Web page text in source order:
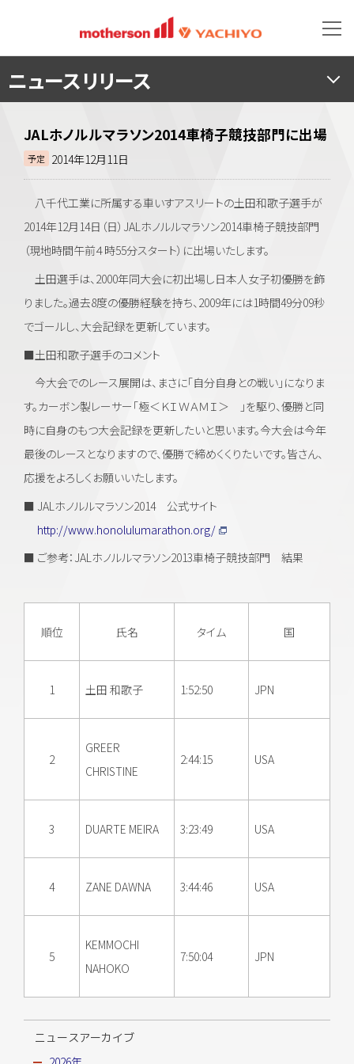
ニュースリリース
JALホノルルマラソン2014車椅子競技部門に出場
予定 2014年12月11日
八千代工業に所属する車いすアスリートの土田和歌子選手が
2014年12月14日（日）JALホノルルマラソン2014車椅子競技部門
（現地時間午前４時55分スタート）に出場いたします。
土田選手は、2000年同大会に初出場し日本人女子初優勝を飾
りました。過去8度の優勝経験を持ち、2009年には1時間49分09秒
でゴールし、大会記録を更新しています。
■土田和歌子選手のコメント
今大会でのレース展開は、まさに「自分自身との戦い」になりま
す。カーボン製レーサー「極＜ＫＩＷＡＭＩ＞ 」を駆り、優勝と同
時に自身のもつ大会記録を更新したいと思います。今大会は今年
最後のレースとなりますので、優勝で締めくくりたいです。皆さん、
応援をよろしくお願いいたします。
■ JALホノルルマラソン2014 公式サイト
http://www.honolulumarathon.org/
■ ご参考：JALホノルルマラソン2013車椅子競技部門 結果
順位 氏名 タイム 国
1 土田 和歌子 1:52:50 JPN
2
GREER
CHRISTINE
2:44:15 USA
3 DUARTE MEIRA 3:23:49 USA
4 ZANE DAWNA 3:44:46 USA
5
KEMMOCHI
NAHOKO
7:50:04 JPN
ニュースアーカイブ